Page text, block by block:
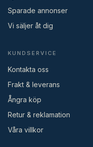
Sparade annonser
Vi säljer åt dig
KUNDSERVICE
Kontakta oss
Frakt & leverans
Ångra köp
Retur & reklamation
Våra villkor